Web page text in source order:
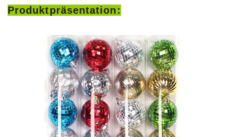
Produktpräsentation: